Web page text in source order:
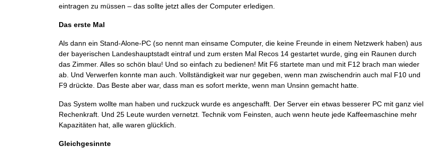
eintragen zu müssen – das sollte jetzt alles der Computer erledigen.
Das erste Mal
Als dann ein Stand-Alone-PC (so nennt man einsame Computer, die keine Freunde in einem Netzwerk haben) aus
der bayerischen Landeshauptstadt eintraf und zum ersten Mal Recos 14 gestartet wurde, ging ein Raunen durch
das Zimmer. Alles so schön blau! Und so einfach zu bedienen! Mit F6 startete man und mit F12 brach man wieder
ab. Und Verwerfen konnte man auch. Vollständigkeit war nur gegeben, wenn man zwischendrin auch mal F10 und
F9 drückte. Das Beste aber war, dass man es sofort merkte, wenn man Unsinn gemacht hatte.
Das System wollte man haben und ruckzuck wurde es angeschafft. Der Server ein etwas besserer PC mit ganz viel
Rechenkraft. Und 25 Leute wurden vernetzt. Technik vom Feinsten, auch wenn heute jede Kaffeemaschine mehr
Kapazitäten hat, alle waren glücklich.
Gleichgesinnte